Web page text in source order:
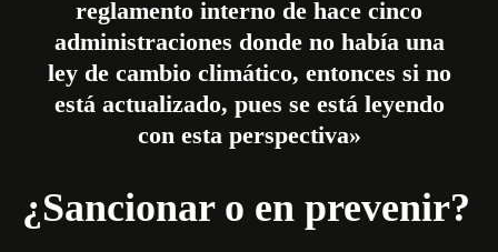
reglamento interno de hace cinco
administraciones donde no había una
ley de cambio climático, entonces si no
está actualizado, pues se está leyendo
con esta perspectiva»
¿Sancionar o en prevenir?